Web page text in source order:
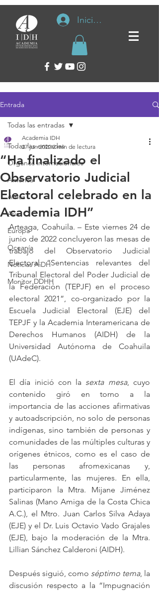
Iniciar sesión
Entrada
Todas las entradas
Organos internacionales
América
África
Asia
Europa
Oceanía
Noticias AiDH
Monitor DDHH
Todas las entradas
“Ha finalizado el
Observatorio Judicial
Electoral celebrado en la
Academia IDH”
Academia IDH
27 jun 2022 2 min de lectura
Arteaga, Coahuila. – Este viernes 24 de
junio de 2022 concluyeron las mesas de
trabajo del Observatorio Judicial
Electoral “Sentencias relevantes del
Tribunal Electoral del Poder Judicial de
la Federación (TEPJF) en el proceso
electoral 2021”, co-organizado por la
Escuela Judicial Electoral (EJE) del
TEPJF y la Academia Interamericana de
Derechos Humanos (AIDH) de la
Universidad Autónoma de Coahuila
(UAdeC).
El día inició con la sexta mesa, cuyo
contenido giró en torno a la
importancia de las acciones afirmativas
y autoadscripción, no solo de personas
indígenas, sino también de personas y
comunidades de las múltiples culturas y
orígenes étnicos, como es el caso de
las personas afromexicanas y,
particularmente, las mujeres. En ella,
participaron la Mtra. Mijane Jiménez
Salinas (Mano Amiga de la Costa Chica
A.C.), el Mtro. Juan Carlos Silva Adaya
(EJE) y el Dr. Luis Octavio Vado Grajales
(EJE), bajo la moderación de la Mtra.
Lillian Sánchez Calderoni (AIDH).
Después siguió, como séptimo tema, la
discusión respecto a la “Impugnación